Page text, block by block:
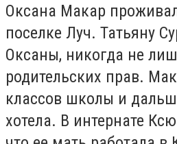
Оксана Макар
поселке Луч. Татьяну
Оксаны, никогда не
родительских прав.
классов школы и
хотела. В интернате